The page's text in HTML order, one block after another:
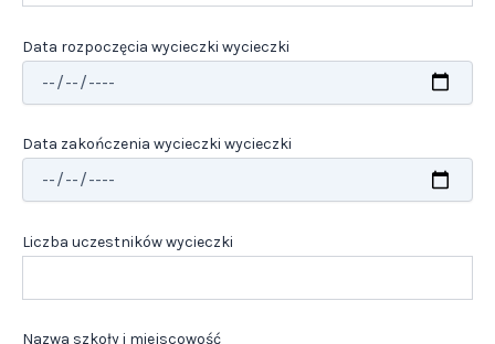
Data rozpoczęcia wycieczki wycieczki
Data zakończenia wycieczki wycieczki
Liczba uczestników wycieczki
Nazwa szkoły i miejscowość